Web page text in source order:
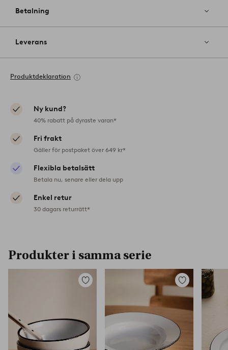
Betalning
Leverans
Produktdeklaration
Ny kund?
40% rabatt på dyraste varan*
Fri frakt
Gäller för postpaket över 649 kr*
Flexibla betalsätt
Betala nu, senare eller dela upp
Enkel retur
30 dagars returrätt*
Produkter i samma serie
Lägg
favoriter
Lägg
i
favoriter